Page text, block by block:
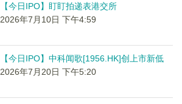
【今日IPO】盯盯拍递表港交所
2026年7月10日 下午4:59
【今日IPO】中科闻歌[1956.HK]创上市新低
2026年7月20日 下午5:20